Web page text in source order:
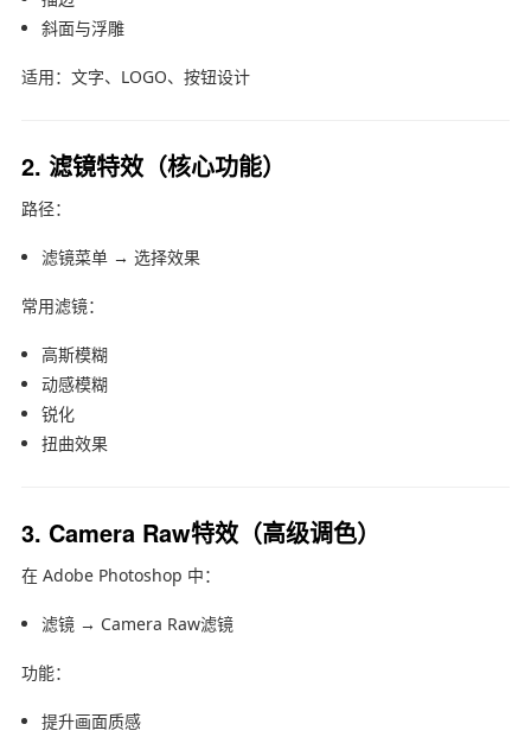
斜面与浮雕
适用：文字、LOGO、按钮设计
2. 滤镜特效（核心功能）
路径：
滤镜菜单 → 选择效果
常用滤镜：
高斯模糊
动感模糊
锐化
扭曲效果
3. Camera Raw特效（高级调色）
在 Adobe Photoshop 中：
滤镜 → Camera Raw滤镜
功能：
提升画面质感